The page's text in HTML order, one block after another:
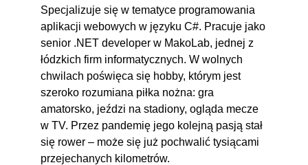
Specjalizuje się w tematyce programowania
aplikacji webowych w języku C#. Pracuje jako
senior .NET developer w MakoLab, jednej z
łódzkich firm informatycznych. W wolnych
chwilach poświęca się hobby, którym jest
szeroko rozumiana piłka nożna: gra
amatorsko, jeździ na stadiony, ogląda mecze
w TV. Przez pandemię jego kolejną pasją stał
się rower – może się już pochwalić tysiącami
przejechanych kilometrów.